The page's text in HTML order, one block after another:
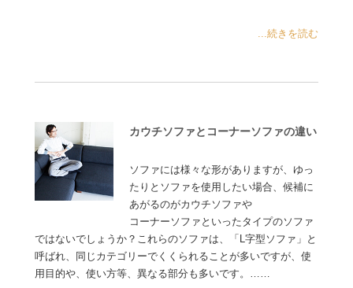
...続きを読む
カウチソファとコーナーソファの違い
ソファには様々な形がありますが、ゆっ
たりとソファを使用したい場合、候補に
あがるのがカウチソファや
コーナーソファといったタイプのソファ
ではないでしょうか？これらのソファは、「L字型ソファ」と
呼ばれ、同じカテゴリーでくくられることが多いですが、使
用目的や、使い方等、異なる部分も多いです。……